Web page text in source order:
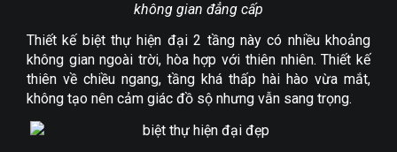
không gian đẳng cấp
Thiết kế biệt thự hiện đại 2 tầng này có nhiều khoảng
không gian ngoài trời, hòa hợp với thiên nhiên. Thiết kế
thiên về chiều ngang, tầng khá thấp hài hào vừa mắt,
không tạo nên cảm giác đồ sộ nhưng vẫn sang trọng.